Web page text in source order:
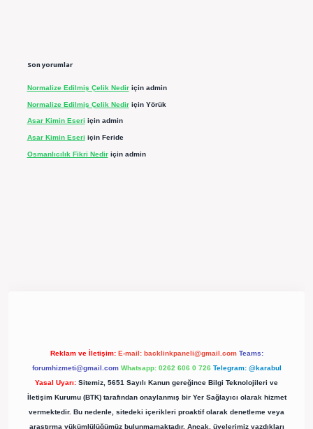
Son yorumlar
Normalize Edilmiş Çelik Nediriçin admin
Normalize Edilmiş Çelik Nediriçin Yörük
Asar Kimin Eseri için admin
Asar Kimin Eseri için Feride
Osmanlıcılık Fikri Nediriçin admin
Reklam ve İletişim: E-mail: backlinkpaneli@gmail.com Teams:
forumhizmeti@gmail.com Whatsapp: 0262 606 0 726 Telegram: @karabul
Yasal Uyarı: Sitemiz, 5651 Sayılı Kanun gereğince Bilgi Teknolojileri ve
İletişim Kurumu (BTK) tarafından onaylanmış bir Yer Sağlayıcı olarak hizmet
vermektedir. Bu nedenle, sitedeki içerikleri proaktif olarak denetleme veya
araştırma yükümlülüğümüz bulunmamaktadır. Ancak, üyelerimiz yazdıkları